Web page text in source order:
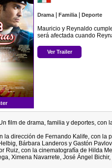
Drama| Familia| Deporte
Mauricio y Reynaldo
será afectada cuando
Ver Trailer
film de drama, familia y deportes, con
la dirección de Fernando Kalife, con la
Bárbara Landeros y Gastón
Ruiz, con la cinematografía de Hilda
Ximena Navarrete, José Ángel